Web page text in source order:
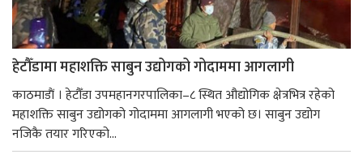
हेटौँडामा महाशक्ति साबुन उद्योगको गोदाममा आगलागी
काठमाडाैं । हेटौँडा उपमहानगरपालिका–८ स्थित औद्योगिक क्षेत्रभित्र रहेको
महाशक्ति साबुन उद्योगको गोदाममा आगलागी भएको छ। साबुन उद्योग
नजिकै तयार गरिएको...